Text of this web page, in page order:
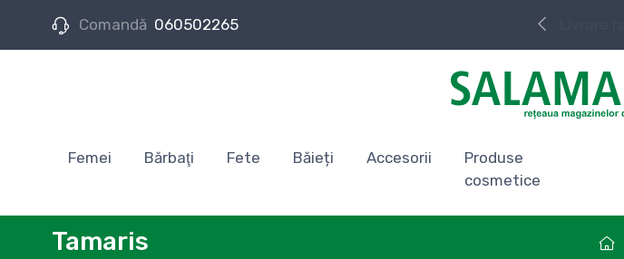
Comandă 060502265
Femei Bărbaţi Fete Băieți Accesorii
Produse
cosmetice
Tamaris